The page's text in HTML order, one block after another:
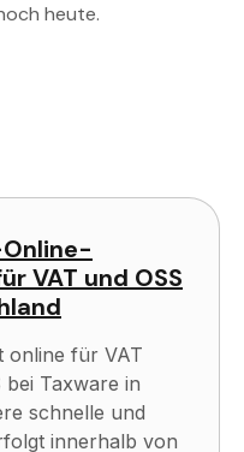
heute.
VAT und OSS
online für VAT
bei Taxware in
schnelle und
innerhalb von